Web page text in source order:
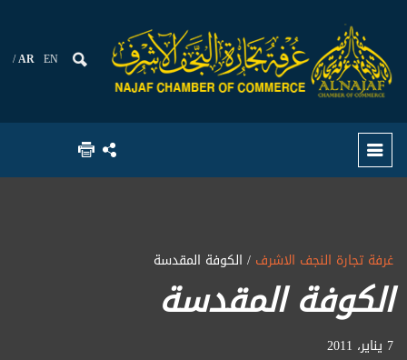
AR EN
غرفة تجارة النجف الاشرف / الكوفة المقدسة
الكوفة المقدسة
7 يناير، 2011